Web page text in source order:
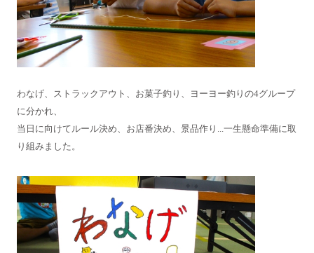
わなげ、ストラックアウト、お菓子釣り、ヨーヨー釣りの4グループ
に分かれ、
当日に向けてルール決め、お店番決め、景品作り...一生懸命準備に取
り組みました。